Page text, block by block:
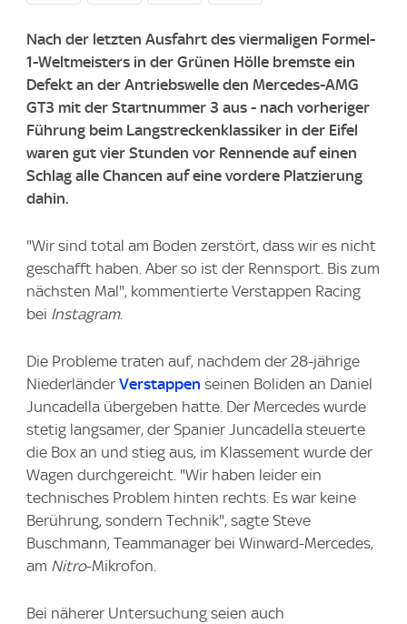
Nach der letzten Ausfahrt des viermaligen Formel-
1-Weltmeisters in der Grünen Hölle bremste ein
Defekt an der Antriebswelle den Mercedes-AMG
GT3 mit der Startnummer 3 aus - nach vorheriger
Führung beim Langstreckenklassiker in der Eifel
waren gut vier Stunden vor Rennende auf einen
Schlag alle Chancen auf eine vordere Platzierung
dahin.
"Wir sind total am Boden zerstört, dass wir es nicht
geschafft haben. Aber so ist der Rennsport. Bis zum
nächsten Mal", kommentierte Verstappen Racing
bei Instagram.
Die Probleme traten auf, nachdem der 28-jährige
Niederländer Verstappen seinen Boliden an Daniel
Juncadella übergeben hatte. Der Mercedes wurde
stetig langsamer, der Spanier Juncadella steuerte
die Box an und stieg aus, im Klassement wurde der
Wagen durchgereicht. "Wir haben leider ein
technisches Problem hinten rechts. Es war keine
Berührung, sondern Technik", sagte Steve
Buschmann, Teammanager bei Winward-Mercedes,
am Nitro-Mikrofon.
Bei näherer Untersuchung seien auch